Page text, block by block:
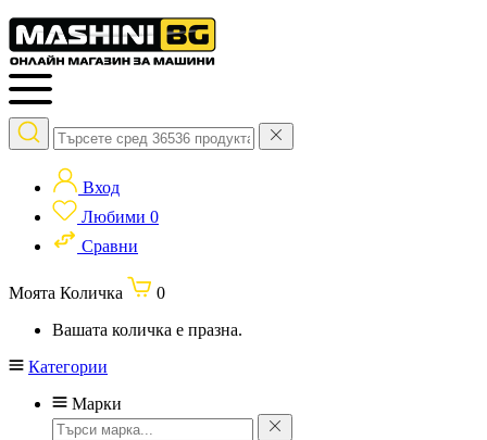
Вход
Любими 0
Сравни
Моята Количка
0
Вашата количка е празна.
Категории
Марки